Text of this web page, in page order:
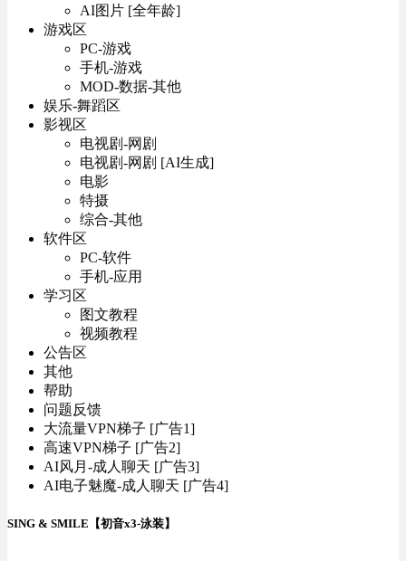
AI图片 [全年龄]
游戏区
PC-游戏
手机-游戏
MOD-数据-其他
娱乐-舞蹈区
影视区
电视剧-网剧
电视剧-网剧 [AI生成]
电影
特摄
综合-其他
软件区
PC-软件
手机-应用
学习区
图文教程
视频教程
公告区
其他
帮助
问题反馈
大流量VPN梯子 [广告1]
高速VPN梯子 [广告2]
AI风月-成人聊天 [广告3]
AI电子魅魔-成人聊天 [广告4]
SING & SMILE【初音x3-泳装】